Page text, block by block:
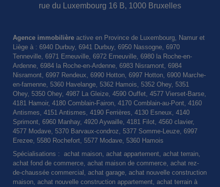
rue du Luxembourg 16 B, 1000 Bruxelles
Agence immobilière active en Province de Luxembourg, Namur et
Liège à : 6940 Durbuy, 6941 Durbuy, 6950 Nassogne, 6970
Tenneville, 6971 Erneuville, 6972 Erneuville, 6980 la Roche-en-
Ardenne, 6984 la Roche-en-Ardenne, 6983 Nisramont, 6984
Nisramont, 6997 Rendeux, 6990 Hotton, 6997 Hotton, 6900 Marche-
en-famenne, 5360 Havelange, 5362 Hamois, 5352 Ohey, 5351
Ohey, 5350 Ohey, 4987 La Gleize, 4590 Ouffet, 4577 Vierset-Barse,
4181 Hamoir, 4180 Comblain-Fairon, 4170 Comblain-au-Pont, 4160
Antismes, 4151 Antismes, 4190 Ferrières, 4130 Esneux, 4140
Sprimont, 6960 Manhay, 4920 Aywaille, 4181 Filot, 4560 clavier,
4577 Modave, 5370 Barvaux-condroz, 5377 Somme-Leuze, 6997
Erezee, 5580 Rochefort, 5577 Modave, 5360 Hamois
Spécialisations : achat maison, achat appartement, achat terrain,
achat fond de commerce, achat maison de commerce, achat rez-
de-chaussée commercial, achat garage, achat nouvelle construction
maison, achat nouvelle construction appartement, achat terrain à